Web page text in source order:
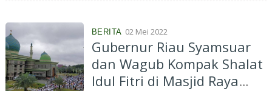
BERITA 02 Mei 2022
Gubernur Riau Syamsuar
dan Wagub Kompak Shalat
Idul Fitri di Masjid Raya